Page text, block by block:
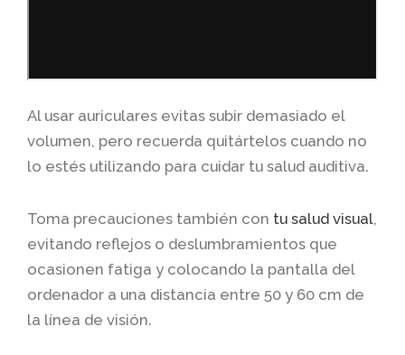
Al usar auriculares evitas subir demasiado el
volumen, pero recuerda quitártelos cuando no
lo estés utilizando para cuidar tu salud auditiva.
Toma precauciones también con tu salud visual,
evitando reflejos o deslumbramientos que
ocasionen fatiga y colocando la pantalla del
ordenador a una distancia entre 50 y 60 cm de
la línea de visión.